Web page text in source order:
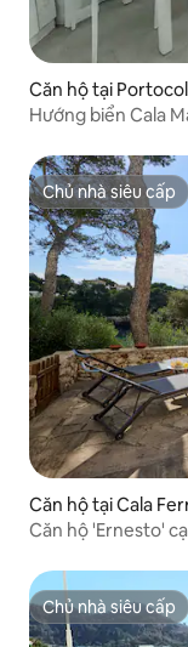
Căn hộ tại
Hướng biển Cala
Chủ nhà siêu cấp
Chủ nhà siêu cấp
Căn hộ tại Cala
Căn hộ 'Ernesto'
Chủ nhà siêu cấp
Chủ nhà siêu cấp